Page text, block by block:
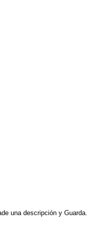
una descripción y Guarda.